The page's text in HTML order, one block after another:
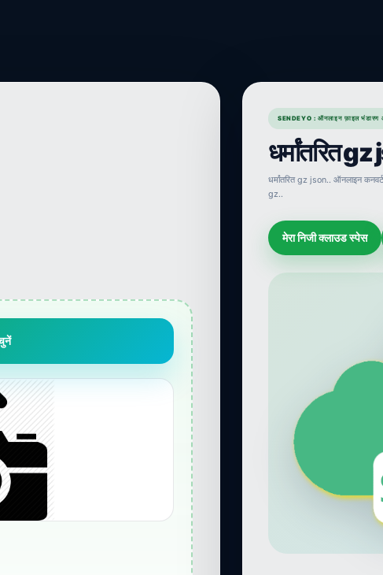
SENDEYO : ऑनलाइन फ़ाइल भंडारण
धर्मांतरित
धर्मांतरित gz json.. ऑनलाइन
gz..
मेरा निजी क्लाउड स्पेस